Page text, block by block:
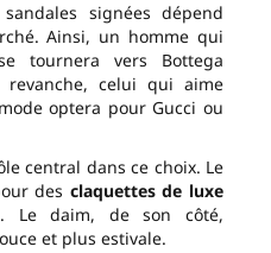
signées dépend
Ainsi, un homme qui
tournera vers Bottega
revanche, celui qui aime
optera pour Gucci ou
central dans ce choix. Le
des claquettes de luxe
Le daim, de son côté,
et plus estivale.